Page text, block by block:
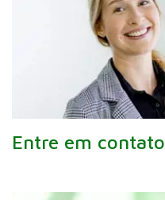
Entre em contato